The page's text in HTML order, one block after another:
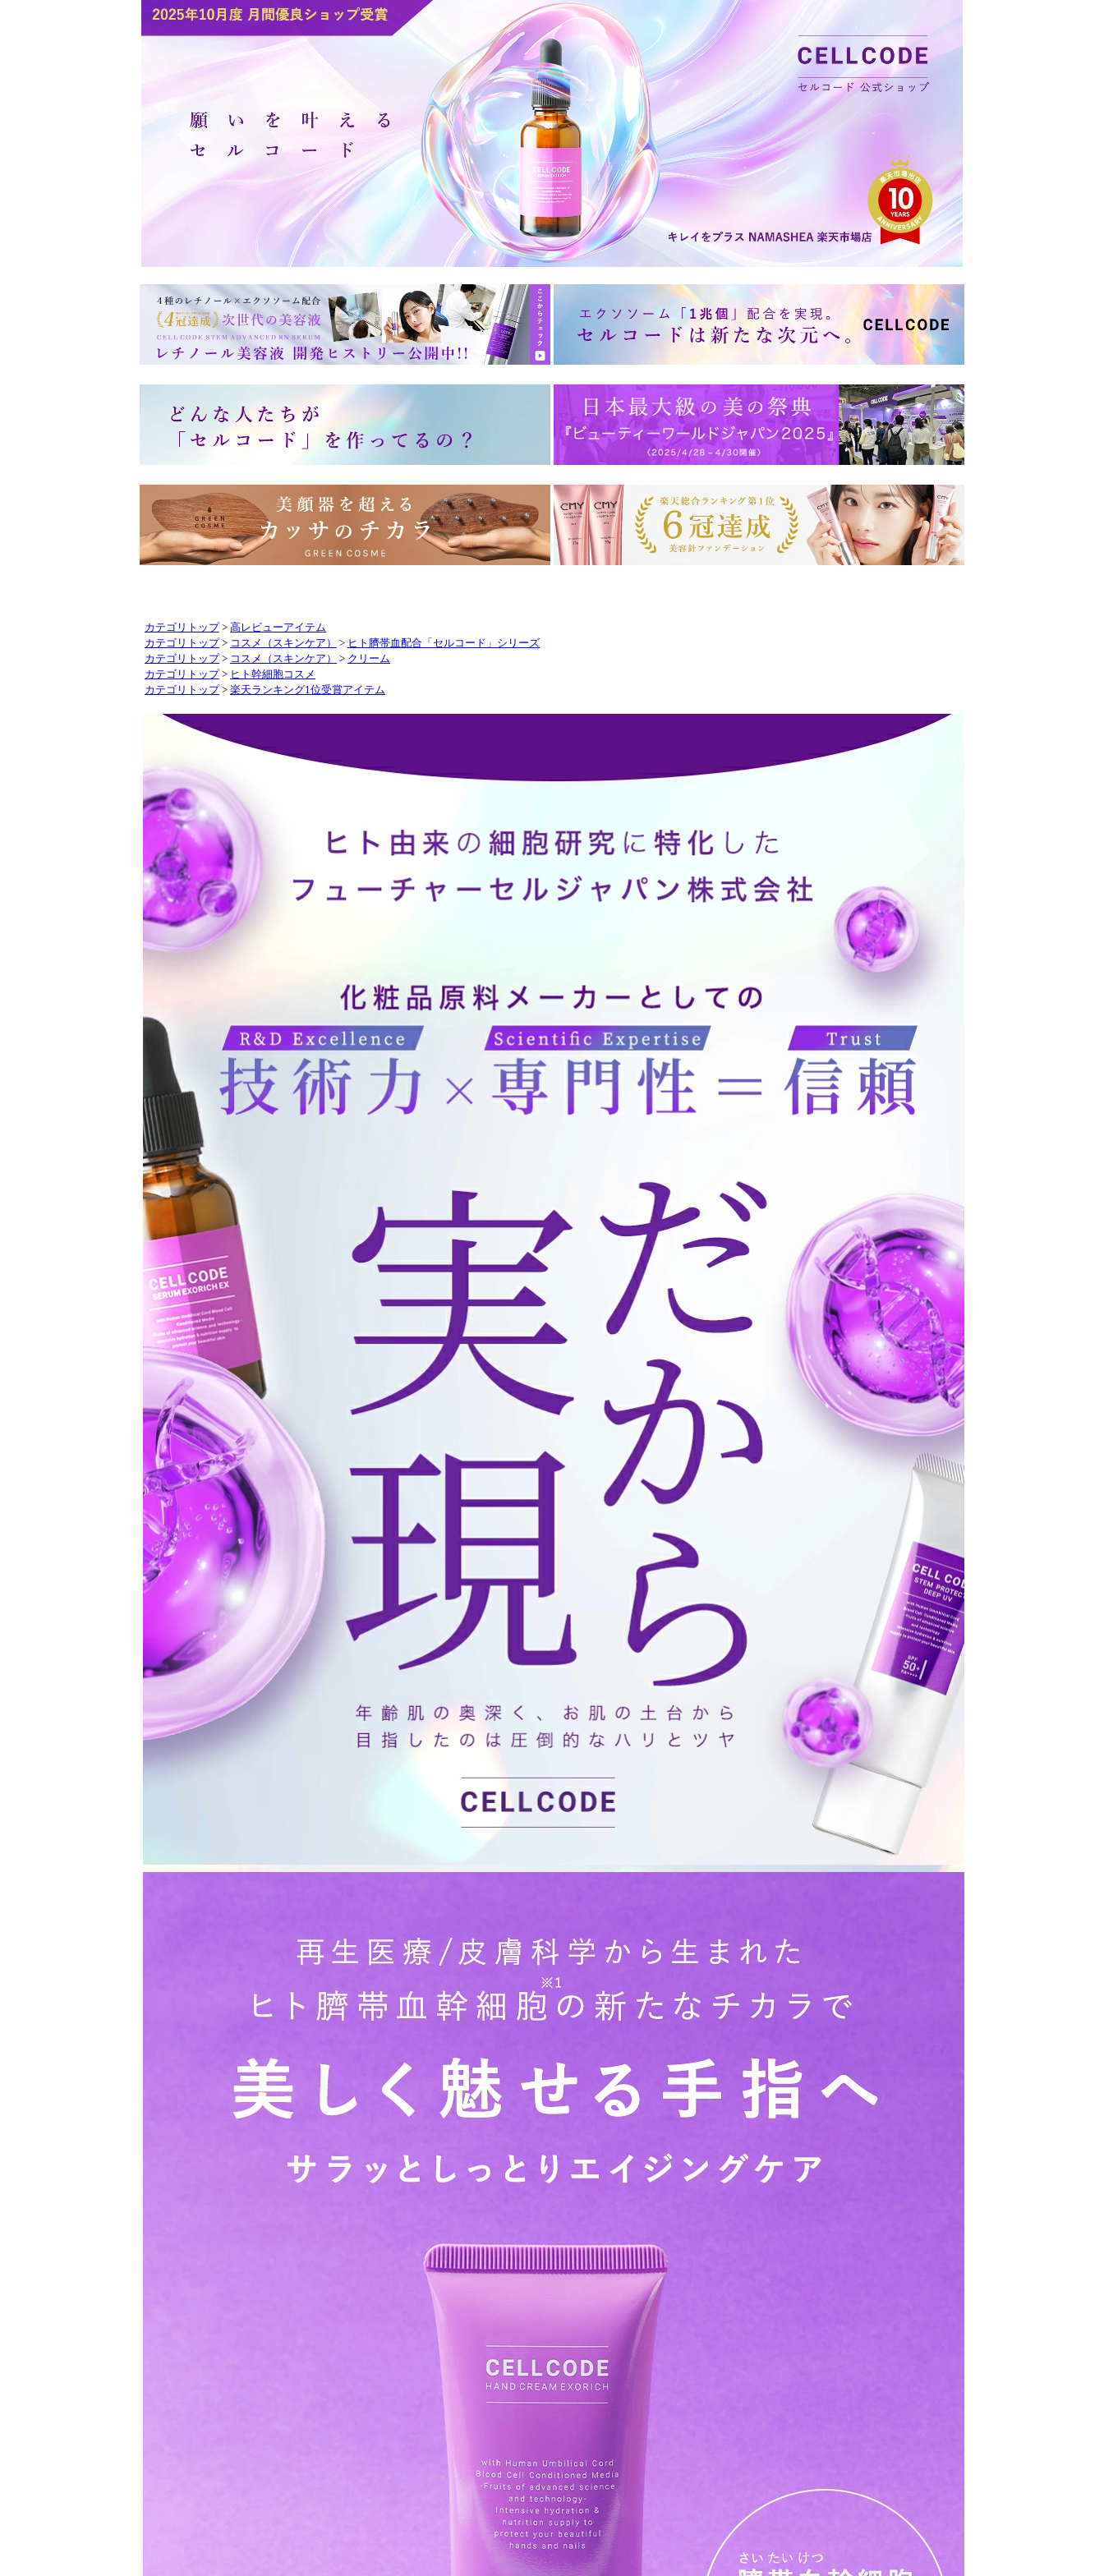
カテゴリトップ > 高レビューアイテム
カテゴリトップ > コスメ（スキンケア） > ヒト臍帯血配合「セルコード」シリーズ
カテゴリトップ > コスメ（スキンケア） > クリーム
カテゴリトップ > ヒト幹細胞コスメ
カテゴリトップ > 楽天ランキング1位受賞アイテム